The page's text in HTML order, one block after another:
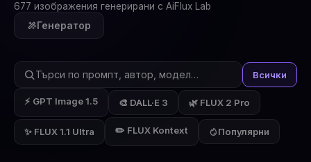
677 изображения генерирани с AiFlux Lab
Генератор
Всички
⚡ GPT Image 1.5 🎨 DALL·E 3 🌿 FLUX 2 Pro
✨ FLUX 1.1 Ultra ✏️ FLUX Kontext Популярни